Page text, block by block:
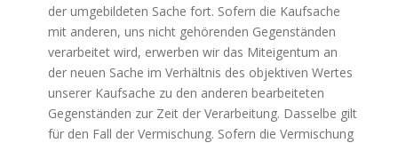
der umgebildeten Sache fort. Sofern die Kaufsache
mit anderen, uns nicht gehörenden Gegenständen
verarbeitet wird, erwerben wir das Miteigentum an
der neuen Sache im Verhältnis des objektiven Wertes
unserer Kaufsache zu den anderen bearbeiteten
Gegenständen zur Zeit der Verarbeitung. Dasselbe gilt
für den Fall der Vermischung. Sofern die Vermischung